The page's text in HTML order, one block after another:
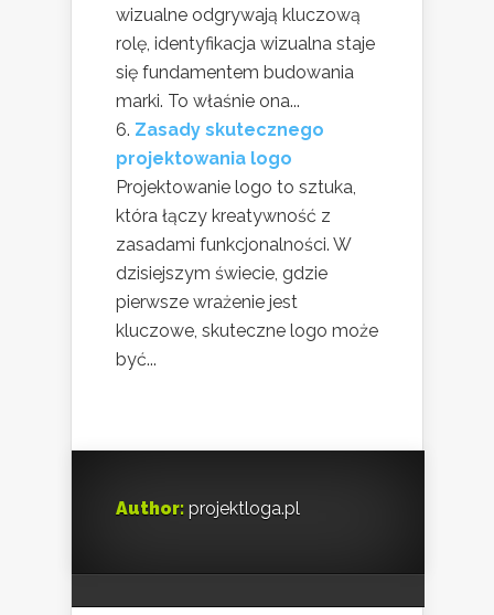
wizualne odgrywają kluczową
rolę, identyfikacja wizualna staje
się fundamentem budowania
marki. To właśnie ona...
Zasady skutecznego
projektowania logo
Projektowanie logo to sztuka,
która łączy kreatywność z
zasadami funkcjonalności. W
dzisiejszym świecie, gdzie
pierwsze wrażenie jest
kluczowe, skuteczne logo może
być...
Author: projektloga.pl